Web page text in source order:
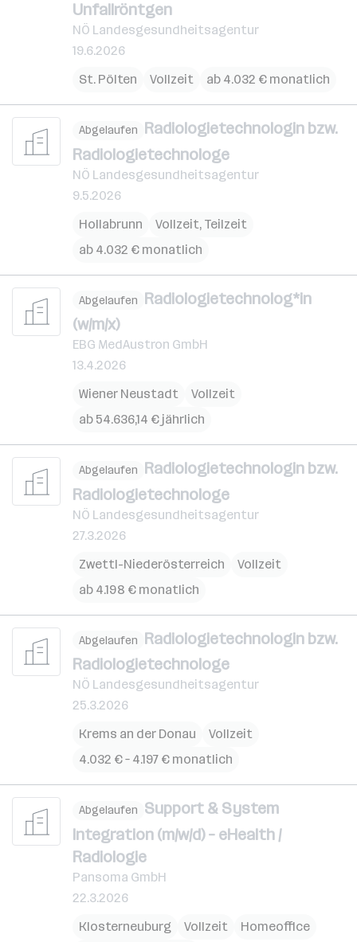
Unfallröntgen
NÖ Landesgesundheitsagentur
19.6.2026
St. Pölten
Vollzeit ab 4.032 € monatlich
Abgelaufen Radiologietechnologin bzw.
Radiologietechnologe
NÖ Landesgesundheitsagentur
9.5.2026
Hollabrunn
Vollzeit, Teilzeit
ab 4.032 € monatlich
Abgelaufen Radiologietechnolog*in
(w/m/x)
EBG MedAustron GmbH
13.4.2026
Wiener Neustadt
Vollzeit
ab 54.636,14 € jährlich
Abgelaufen Radiologietechnologin bzw.
Radiologietechnologe
NÖ Landesgesundheitsagentur
27.3.2026
Zwettl-Niederösterreich
Vollzeit
ab 4.198 € monatlich
Abgelaufen Radiologietechnologin bzw.
Radiologietechnologe
NÖ Landesgesundheitsagentur
25.3.2026
Krems an der Donau
Vollzeit
4.032 € – 4.197 € monatlich
Abgelaufen Support & System
Integration (m/w/d) – eHealth /
Radiologie
Pansoma GmbH
22.3.2026
Klosterneuburg
Vollzeit
Homeoffice